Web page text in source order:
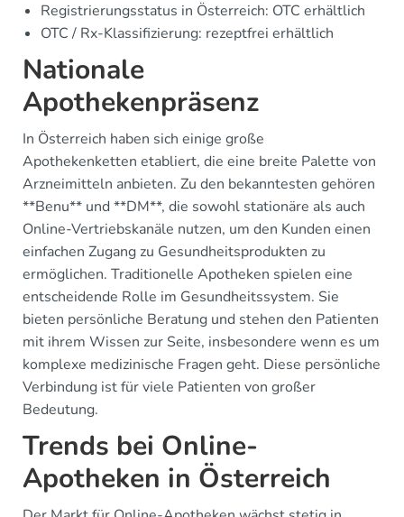
Registrierungsstatus in Österreich: OTC erhältlich
OTC / Rx-Klassifizierung: rezeptfrei erhältlich
Nationale
Apothekenpräsenz
In Österreich haben sich einige große
Apothekenketten etabliert, die eine breite Palette von
Arzneimitteln anbieten. Zu den bekanntesten gehören
**Benu** und **DM**, die sowohl stationäre als auch
Online-Vertriebskanäle nutzen, um den Kunden einen
einfachen Zugang zu Gesundheitsprodukten zu
ermöglichen. Traditionelle Apotheken spielen eine
entscheidende Rolle im Gesundheitssystem. Sie
bieten persönliche Beratung und stehen den Patienten
mit ihrem Wissen zur Seite, insbesondere wenn es um
komplexe medizinische Fragen geht. Diese persönliche
Verbindung ist für viele Patienten von großer
Bedeutung.
Trends bei Online-
Apotheken in Österreich